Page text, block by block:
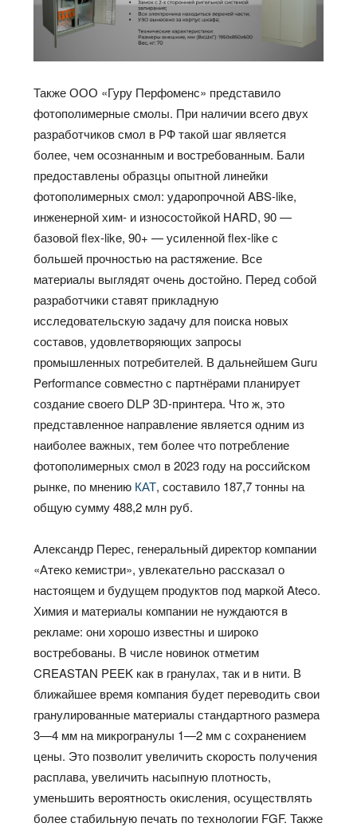
Также ООО «Гуру Перфоменс» представило
фотополимерные смолы. При наличии всего двух
разработчиков смол в РФ такой шаг является
более, чем осознанным и востребованным. Бали
предоставлены образцы опытной линейки
фотополимерных смол: ударопрочной ABS-like,
инженерной хим- и износостойкой HARD, 90 —
базовой flex-like, 90+ — усиленной flex-like с
большей прочностью на растяжение. Все
материалы выглядят очень достойно. Перед собой
разработчики ставят прикладную
исследовательскую задачу для поиска новых
составов, удовлетворяющих запросы
промышленных потребителей. В дальнейшем Guru
Performance совместно с партнёрами планирует
создание своего DLP 3D-принтера. Что ж, это
представленное направление является одним из
наиболее важных, тем более что потребление
фотополимерных смол в 2023 году на российском
рынке, по мнению КАТ, составило 187,7 тонны на
общую сумму 488,2 млн руб.
Александр Перес, генеральный директор компании
«Атеко кемистри», увлекательно рассказал о
настоящем и будущем продуктов под маркой Ateco.
Химия и материалы компании не нуждаются в
рекламе: они хорошо известны и широко
востребованы. В числе новинок отметим
CREASTAN PEEK как в гранулах, так и в нити. В
ближайшее время компания будет переводить свои
гранулированные материалы стандартного размера
3—4 мм на микрогранулы 1—2 мм с сохранением
цены. Это позволит увеличить скорость получения
расплава, увеличить насыпную плотность,
уменьшить вероятность окисления, осуществлять
более стабильную печать по технологии FGF. Также